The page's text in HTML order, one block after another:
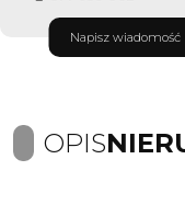
Napisz wiadomość
OPIS